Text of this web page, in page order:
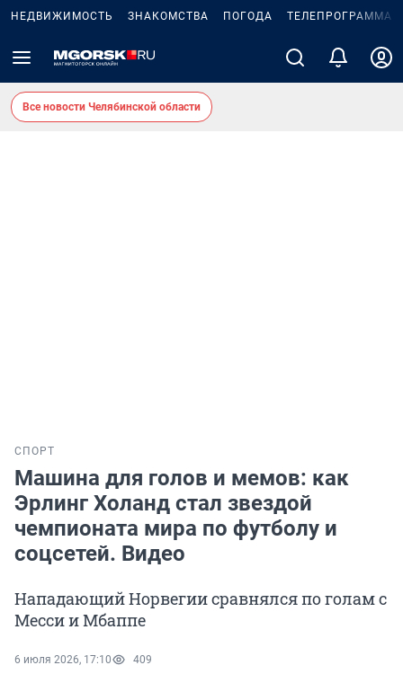
НЕДВИЖИМОСТЬ ЗНАКОМСТВА ПОГОДА ТЕЛЕПРОГРАММА
Все новости Челябинской области
СПОРТ
Машина для голов и мемов: как
Эрлинг Холанд стал звездой
чемпионата мира по футболу и
соцсетей. Видео
Нападающий Норвегии сравнялся по голам с
Месси и Мбаппе
6 июля 2026, 17:10 409